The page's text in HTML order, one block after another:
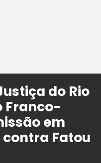
do Rio
Franco-
em
Fatou